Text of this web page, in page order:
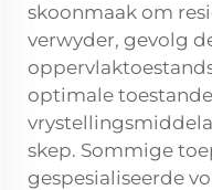
skoonmaak om
verwyder, gevolg
optimale
skep. Sommige
gespesialiseerde